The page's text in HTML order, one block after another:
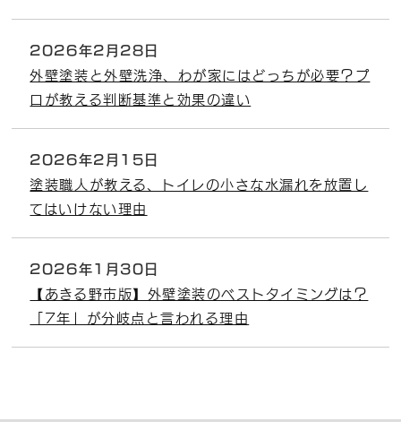
2026年2月28日
外壁塗装と外壁洗浄、わが家にはどっちが必要？プ
ロが教える判断基準と効果の違い
2026年2月15日
塗装職人が教える、トイレの小さな水漏れを放置し
てはいけない理由
2026年1月30日
【あきる野市版】外壁塗装のベストタイミングは？
「7年」が分岐点と言われる理由